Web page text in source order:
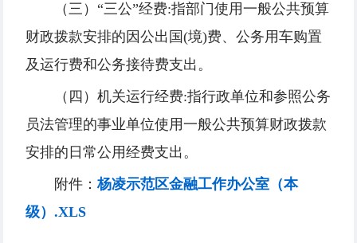
（三）“三公”经费:指部门使用一般公共预算
财政拨款安排的因公出国(境)费、公务用车购置
及运行费和公务接待费支出。
（四）机关运行经费:指行政单位和参照公务
员法管理的事业单位使用一般公共预算财政拨款
安排的日常公用经费支出。
附件：杨凌示范区金融工作办公室（本
级）.XLS